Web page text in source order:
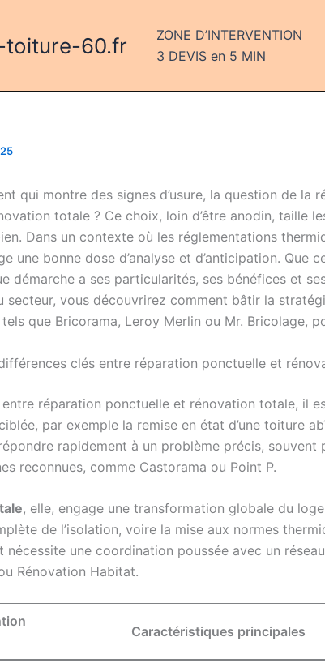
toiture-60.fr ZONE D’INTERVENTION
3 DEVIS en 5 MIN
qui montre des signes d’usure, la question de
totale ? Ce choix, loin d’être anodin,
Dans un contexte où les réglementations
une bonne dose d’analyse et d’anticipation.
démarche a ses particularités, ses bénéfices et
secteur, vous découvrirez comment bâtir la
tels que Bricorama, Leroy Merlin ou Mr. Bricolage,
clés entre réparation ponctuelle et
réparation ponctuelle et rénovation totale, il
par exemple la remise en état d’une toiture
rapidement à un problème précis,
reconnues, comme Castorama ou Point P.
, elle, engage une transformation globale du
de l’isolation, voire la mise aux normes
nécessite une coordination poussée avec un
Rénovation Habitat.
Caractéristiques principales